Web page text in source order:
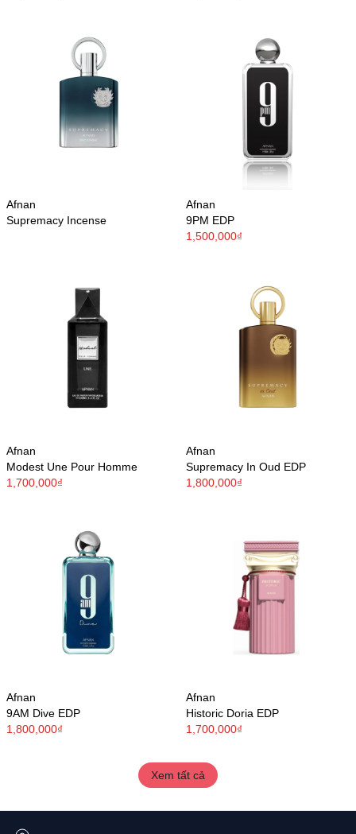
Afnan
Supremacy Incense
Afnan
9PM EDP
1,500,000₫
Afnan
Modest Une Pour Homme
1,700,000₫
Afnan
Supremacy In Oud EDP
1,800,000₫
Afnan
9AM Dive EDP
1,800,000₫
Afnan
Historic Doria EDP
1,700,000₫
Xem tất cả